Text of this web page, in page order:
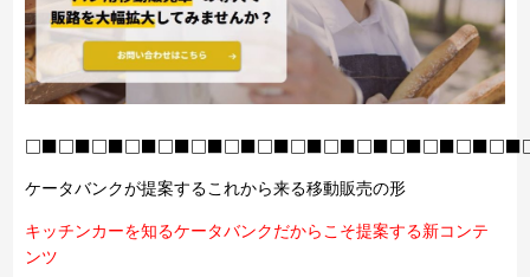
ケータバンクが提案するこれから来る移動販売の形
キッチンカーを知るケータバンクだからこそ提案する新コンテ
ンツ